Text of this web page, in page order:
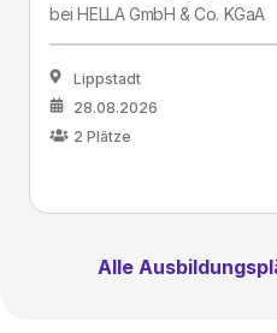
beiHELLA GmbH & Co. KGaA
Lippstadt
28.08.2026
2 Plätze
Alle